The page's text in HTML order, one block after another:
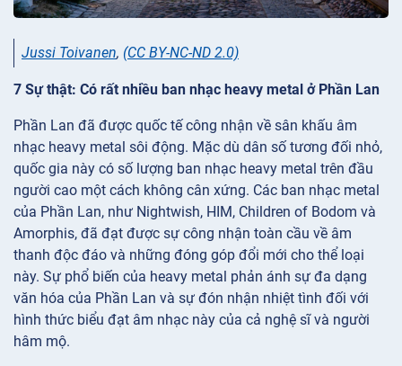
Jussi Toivanen, (CC BY-NC-ND 2.0)
7 Sự thật: Có rất nhiều ban nhạc heavy metal ở Phần Lan
Phần Lan đã được quốc tế công nhận về sân khấu âm
nhạc heavy metal sôi động. Mặc dù dân số tương đối nhỏ,
quốc gia này có số lượng ban nhạc heavy metal trên đầu
người cao một cách không cân xứng. Các ban nhạc metal
của Phần Lan, như Nightwish, HIM, Children of Bodom và
Amorphis, đã đạt được sự công nhận toàn cầu về âm
thanh độc đáo và những đóng góp đổi mới cho thể loại
này. Sự phổ biến của heavy metal phản ánh sự đa dạng
văn hóa của Phần Lan và sự đón nhận nhiệt tình đối với
hình thức biểu đạt âm nhạc này của cả nghệ sĩ và người
hâm mộ.